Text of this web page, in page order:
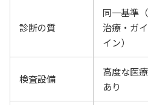
診断の質
同一基準
治療・ガ
イン）
検査設備
高度な医
あり